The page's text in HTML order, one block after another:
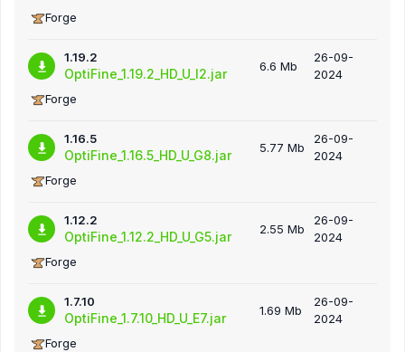
Forge
1.19.2
OptiFine_1.19.2_HD_U_I2.jar
Forge
6.6 Mb
26-09-
2024
1.16.5
OptiFine_1.16.5_HD_U_G8.jar
Forge
5.77 Mb
26-09-
2024
1.12.2
OptiFine_1.12.2_HD_U_G5.jar
Forge
2.55 Mb
26-09-
2024
1.7.10
OptiFine_1.7.10_HD_U_E7.jar
Forge
1.69 Mb
26-09-
2024